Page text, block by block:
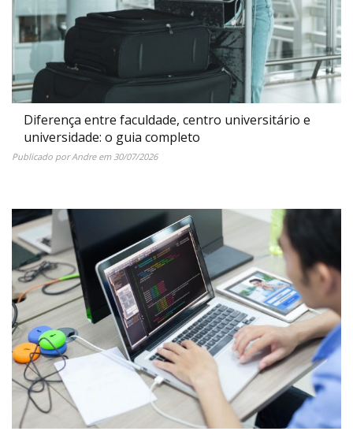
Diferença entre faculdade, centro universitário e
universidade: o guia completo
Publicado porAndreem 30/07/2026